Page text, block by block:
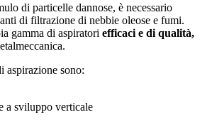
di particelle dannose, è necessario
di filtrazione di nebbie oleose e fumi.
gamma di aspiratori efficaci e di qualità,
sono:
a sviluppo verticale